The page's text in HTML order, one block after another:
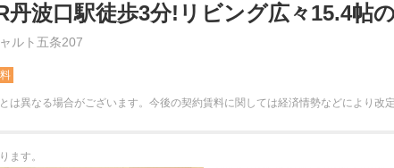
丹波口駅徒歩3分!リビング広々15.4帖
ルト五条207
は異なる場合がございます。 今後の契約賃料に関しては経済情勢などにより改
ます。